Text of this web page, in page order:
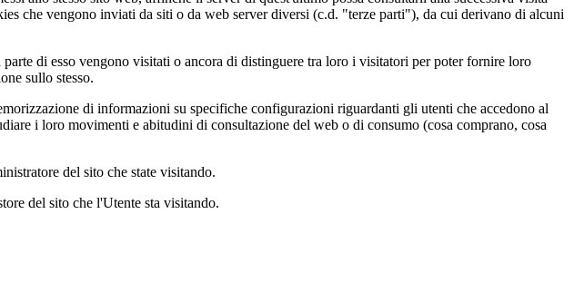
che vengono inviati da siti o da web server diversi (c.d. "terze parti"), da cui derivano di alcuni
di esso vengono visitati o ancora di distinguere tra loro i visitatori per poter fornire loro
sullo stesso.
di informazioni su specifiche configurazioni riguardanti gli utenti che accedono al
i loro movimenti e abitudini di consultazione del web o di consumo (cosa comprano, cosa
del sito che state visitando.
del sito che l'Utente sta visitando.